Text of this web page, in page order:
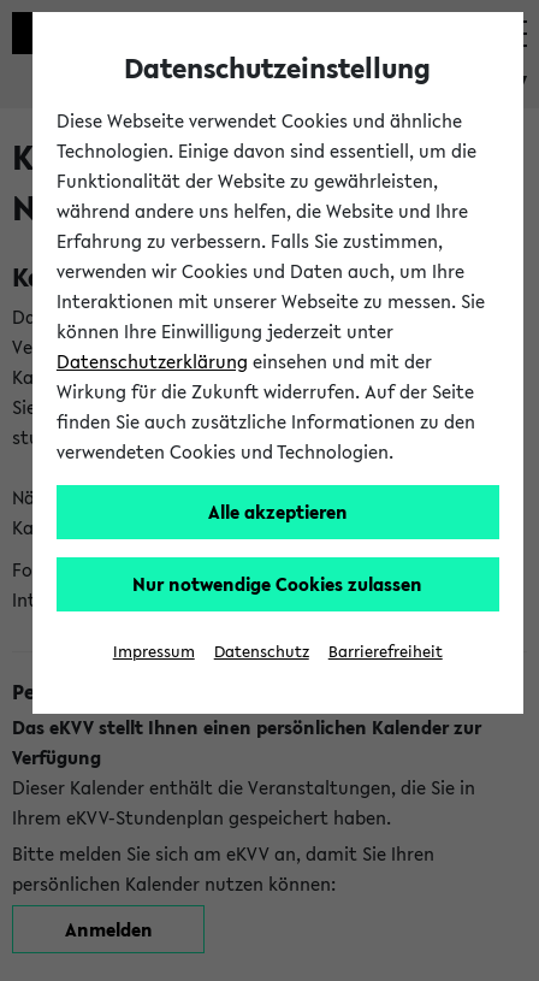
eKVV
Kalenderintegration und
Newsfeeds
Kalenderintegration
Das eKVV bietet Ihnen die Möglichkeit,
Veranstaltungstermine in eine Vielzahl von
Kalenderanwendungen einzubinden. Auf diese Weise können
Sie einen gemeinsamen Überblick über Ihre privaten und
studienbezogenen Termine erhalten.
Näheres zu Vorteilen und Funktionsweise der
Kalenderintegration können Sie auf unserer
Folgende Kalender bietet Ihnen das eKVV derzeit zur
Integration an:
Persönlicher Kalender
Das eKVV stellt Ihnen einen persönlichen Kalender zur
Verfügung
Dieser Kalender enthält die Veranstaltungen, die Sie in
Ihrem eKVV-Stundenplan gespeichert haben.
Bitte melden Sie sich am eKVV an, damit Sie Ihren
persönlichen Kalender nutzen können:
Anmelden
Datenschutzeinstellung
Diese Webseite verwendet Cookies und ähnliche
Technologien. Einige davon sind essentiell, um die
Funktionalität der Website zu gewährleisten,
während andere uns helfen, die Website und Ihre
Erfahrung zu verbessern. Falls Sie zustimmen,
verwenden wir Cookies und Daten auch, um Ihre
Interaktionen mit unserer Webseite zu messen. Sie
können Ihre Einwilligung jederzeit unter
Datenschutzerklärung einsehen und mit der
Wirkung für die Zukunft widerrufen. Auf der Seite
finden Sie auch zusätzliche Informationen zu den
verwendeten Cookies und Technologien.
Alle akzeptieren
Nur notwendige Cookies zulassen
Impressum Datenschutz Barrierefreiheit